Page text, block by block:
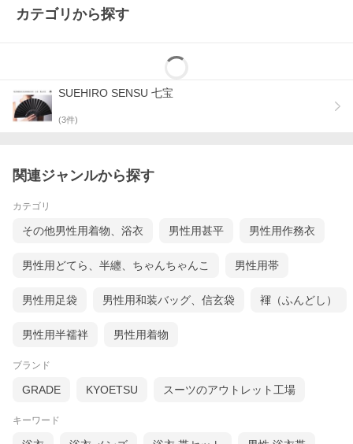
カテゴリから探す
SUEHIRO SENSU 七宝
(3件)
関連ジャンルから探す
カテゴリ
その他男性用着物、浴衣 男性用甚平 男性用作務衣
男性用どてら、半纏、ちゃんちゃんこ 男性用帯
男性用足袋 男性用和装バッグ、信玄袋 褌（ふんどし）
男性用半襦袢 男性用着物
ブランド
GRADE KYOETSU スーツのアウトレット工場
キーワード